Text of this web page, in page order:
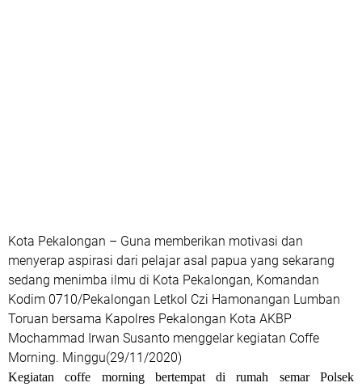
Kota Pekalongan – Guna memberikan motivasi dan
menyerap aspirasi dari pelajar asal papua yang sekarang
sedang menimba ilmu di Kota Pekalongan, Komandan
Kodim 0710/Pekalongan Letkol Czi Hamonangan Lumban
Toruan bersama Kapolres Pekalongan Kota AKBP
Mochammad Irwan Susanto menggelar kegiatan Coffe
Morning. Minggu(29/11/2020)
Kegiatan coffe morning bertempat di rumah semar Polsek